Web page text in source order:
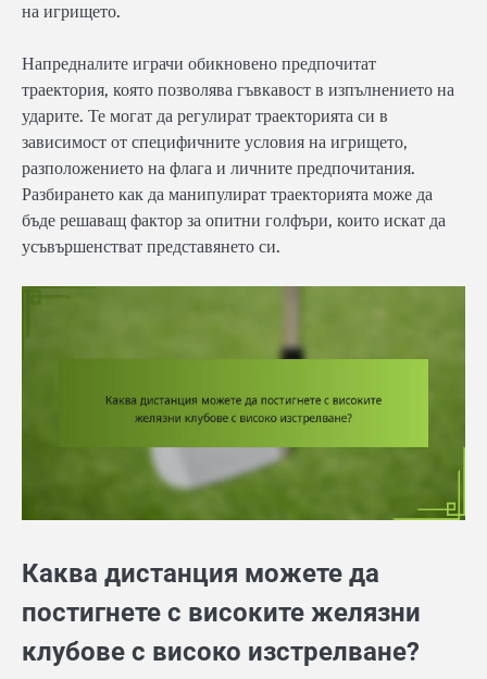
на игрището.
Напредналите играчи обикновено предпочитат
траектория, която позволява гъвкавост в изпълнението на
ударите. Те могат да регулират траекторията си в
зависимост от специфичните условия на игрището,
разположението на флага и личните предпочитания.
Разбирането как да манипулират траекторията може да
бъде решаващ фактор за опитни голфъри, които искат да
усъвършенстват представянето си.
Каква дистанция можете да
постигнете с високите желязни
клубове с високо изстрелване?